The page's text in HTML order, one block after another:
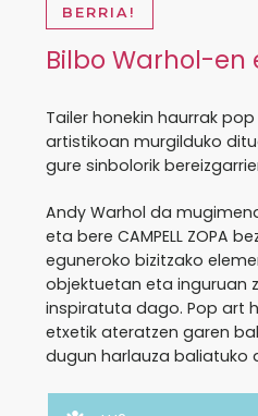
BERRIA!
Bilbo Warhol-en
Tailer honekin haurrak
artistikoan murgilduko
gure sinbolorik
Andy Warhol da
eta bere CAMPELL ZOPA
eguneroko bizitzako
objektuetan eta inguruan
inspiratuta dago. Pop art
etxetik ateratzen garen
dugun harlauza baliatuko